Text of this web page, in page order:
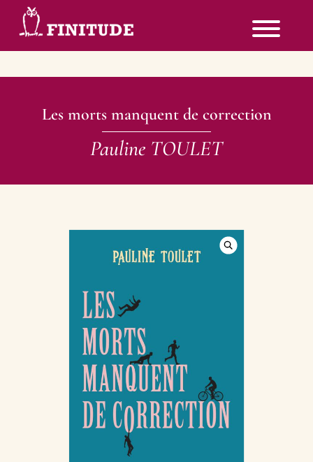
Les morts manquent de correction
Pauline TOULET